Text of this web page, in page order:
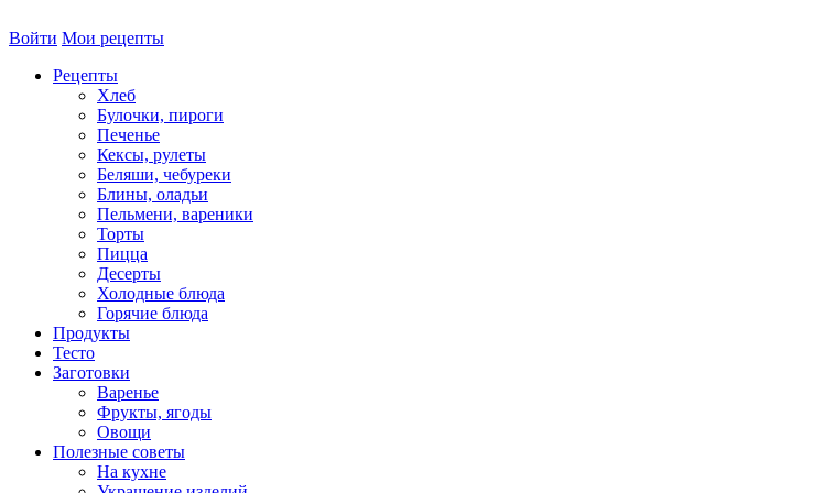
Войти Мои рецепты
Рецепты
Хлеб
Булочки, пироги
Печенье
Кексы, рулеты
Беляши, чебуреки
Блины, оладьи
Пельмени, вареники
Торты
Пицца
Десерты
Холодные блюда
Горячие блюда
Продукты
Тесто
Заготовки
Варенье
Фрукты, ягоды
Овощи
Полезные советы
На кухне